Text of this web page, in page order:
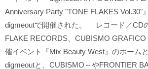
Anniversary Party "TONE FLAKES Vol.30"
digmeoutで開催された。 レコード／CD
FLAKE RECORDS、CUBISMO
催イベント『Mix Beauty West』のホーム
digmeoutと、CUBISMO～やFRONTIER